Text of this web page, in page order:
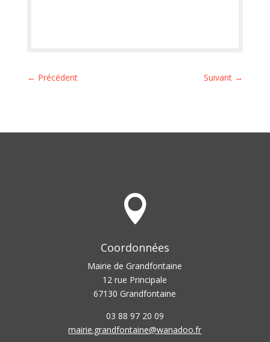
← Précédent Suivant →

Coordonnées
Mairie de Grandfontaine
12 rue Principale
67130 Grandfontaine
03 88 97 20 09
mairie.grandfontaine@wanadoo.fr